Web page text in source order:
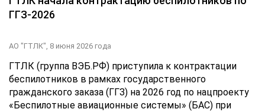
ГГЗ-2026
АО "ГТЛК", 8 июня 2026 года
ГТЛК (группа ВЭБ.РФ) приступила к контрактации
беспилотников в рамках государственного
гражданского заказа (ГГЗ) на 2026 год по нацпроекту
«Беспилотные авиационные системы» (БАС) при